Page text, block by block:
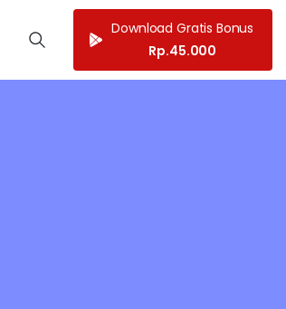
Download Gratis Bonus
Rp.45.000